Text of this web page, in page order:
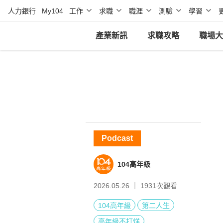
人力銀行 My104 工作 求職 職涯 測驗 學習
產業新訊 求職攻略 職場
Podcast
104高年級
2026.05.26 ｜ 1931次觀看
104高年級
第二人生